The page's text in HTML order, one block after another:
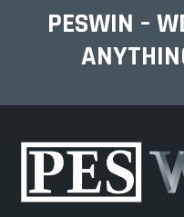
PESWIN –